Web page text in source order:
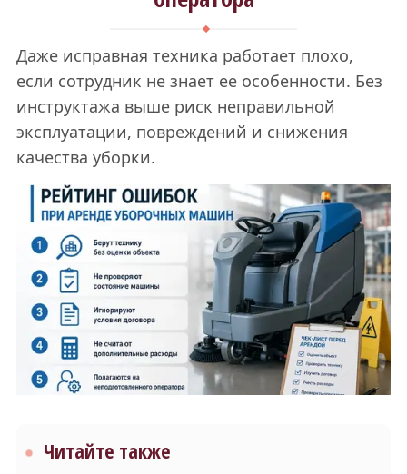
Даже исправная техника работает плохо,
если сотрудник не знает ее особенности. Без
инструктажа выше риск неправильной
эксплуатации, повреждений и снижения
качества уборки.
Читайте также